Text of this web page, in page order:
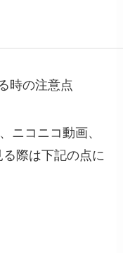
時の注意点
ニコニコ動画、
際は下記の点に